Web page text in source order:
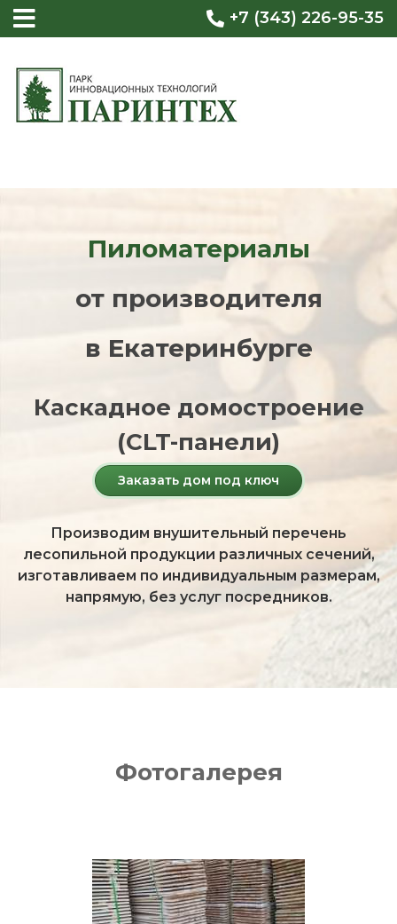
+7 (343) 226-95-35
Пиломатериалы
от производителя
в Екатеринбурге
Каскадное домостроение
(CLT-панели)
Заказать дом под ключ
Производим внушительный перечень
лесопильной продукции различных сечений,
изготавливаем по индивидуальным размерам,
напрямую, без услуг посредников.
Фотогалерея